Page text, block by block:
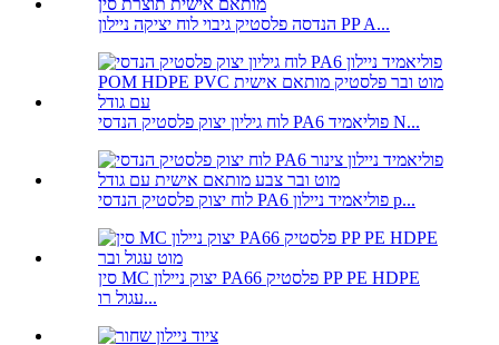
הנדסה פלסטיק גיבוי לוח יציקה ניילון PP A...
לוח גיליון יצוק פלסטיק הנדסי PA6 פוליאמיד N...
לוח יצוק פלסטיק הנדסי PA6 פוליאמיד ניילון p...
סין MC יצוק ניילון PA66 פלסטיק PP PE HDPE
עגול רו...